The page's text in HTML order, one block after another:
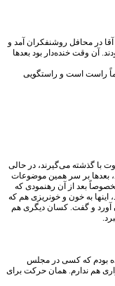
آقا در محافل روشنفکران آمد و
آن وقت خنده‌دار بود بعدها
راست است و راستگویی
با گذشته می‌گیرند، در حالی
بعدها بر سر همین موضوعات
بعد از آن رهنمودی که
اینها به خون و خونریزی هم که
آورد و گفت. کسان دیگری هم
بودم که کسی در مجلس
هم ندارم. همان حرکت برای